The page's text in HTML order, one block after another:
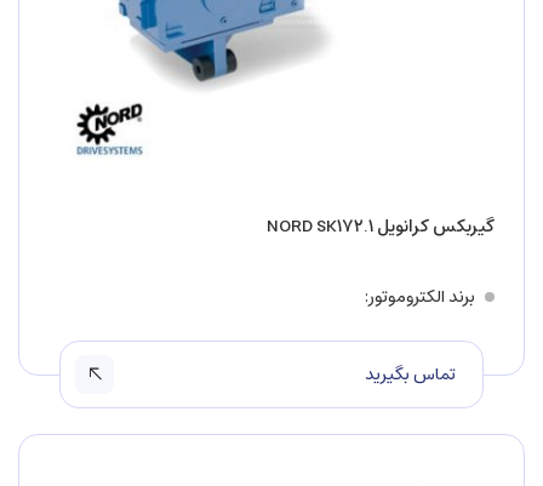
گیربکس کرانویل NORD SK۱۷۲.۱
برند الکتروموتور
تماس بگیرید